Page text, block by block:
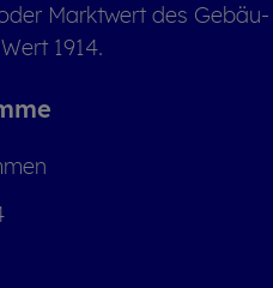
Markt­wert des Ge­bäu­
1914.